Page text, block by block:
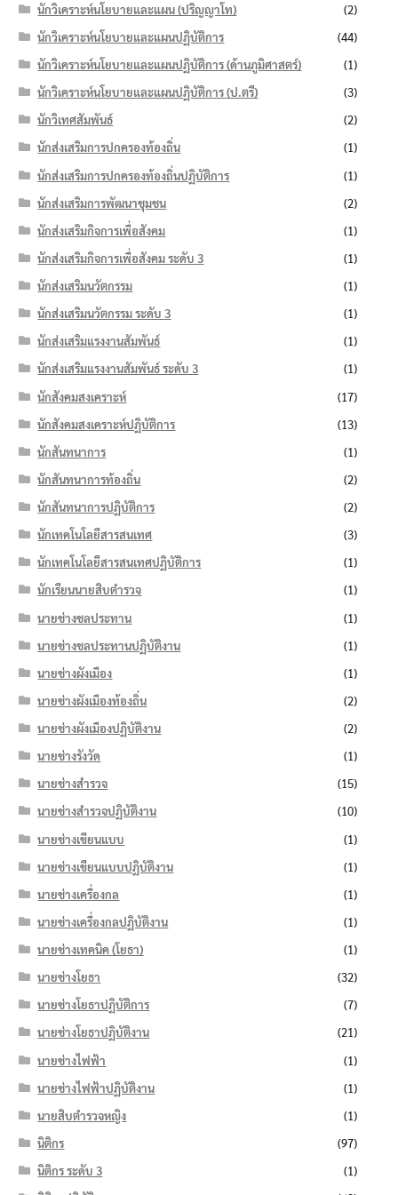
นักวิเคราะห์นโยบายและแผน (ปริญญาโท)
(2)
นักวิเคราะห์นโยบายและแผนปฏิบัติการ
(44)
นักวิเคราะห์นโยบายและแผนปฏิบัติการ (ด้านภูมิศาสตร์)
(1)
นักวิเคราะห์นโยบายและแผนปฏิบัติการ (ป.ตรี)
(3)
นักวิเทศสัมพันธ์
(2)
นักส่งเสริมการปกครองท้องถิ่น
(1)
นักส่งเสริมการปกครองท้องถิ่นปฏิบัติการ
(1)
นักส่งเสริมการพัฒนาชุมชน
(2)
นักส่งเสริมกิจการเพื่อสังคม
(1)
นักส่งเสริมกิจการเพื่อสังคม ระดับ 3
(1)
นักส่งเสริมนวัตกรรม
(1)
นักส่งเสริมนวัตกรรม ระดับ 3
(1)
นักส่งเสริมแรงงานสัมพันธ์
(1)
นักส่งเสริมแรงงานสัมพันธ์ ระดับ 3
(1)
นักสังคมสงเคราะห์
(17)
นักสังคมสงเคราะห์ปฏิบัติการ
(13)
นักสันทนาการ
(1)
นักสันทนาการท้องถิ่น
(2)
นักสันทนาการปฏิบัติการ
(2)
นักเทคโนโลยีสารสนเทศ
(3)
นักเทคโนโลยีสารสนเทศปฏิบัติการ
(1)
นักเรียนนายสิบตำรวจ
(1)
นายช่างชลประทาน
(1)
นายช่างชลประทานปฏิบัติงาน
(1)
นายช่างผังเมือง
(1)
นายช่างผังเมืองท้องถิ่น
(2)
นายช่างผังเมืองปฏิบัติงาน
(2)
นายช่างรังวัด
(1)
นายช่างสำรวจ
(15)
นายช่างสำรวจปฏิบัติงาน
(10)
นายช่างเขียนแบบ
(1)
นายช่างเขียนแบบปฏิบัติงาน
(1)
นายช่างเครื่องกล
(1)
นายช่างเครื่องกลปฏิบัติงาน
(1)
นายช่างเทคนิค (โยธา)
(1)
นายช่างโยธา
(32)
นายช่างโยธาปฏิบัติการ
(7)
นายช่างโยธาปฏิบัติงาน
(21)
นายช่างไฟฟ้า
(1)
นายช่างไฟฟ้าปฏิบัติงาน
(1)
นายสิบตำรวจหญิง
(1)
นิติกร
(97)
นิติกร ระดับ 3
(1)